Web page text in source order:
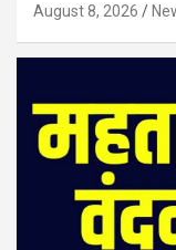
August 8, 2026